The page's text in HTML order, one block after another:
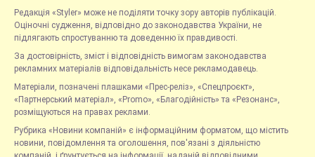
Редакція «Styler» може не поділяти точку зору авторів публікацій.
Оціночні судження, відповідно до законодавства України, не
підлягають спростуванню та доведенню їх правдивості.
За достовірність, зміст і відповідність вимогам законодавства
рекламних матеріалів відповідальність несе рекламодавець.
Матеріали, позначені плашками «Прес-реліз», «Спецпроєкт»,
«Партнерський матеріал», «Promo», «Благодійність» та «Резонанс»,
розміщуються на правах реклами.
Рубрика «Новини компаній» є інформаційним форматом, що містить
новини, повідомлення та оголошення, пов'язані з діяльністю